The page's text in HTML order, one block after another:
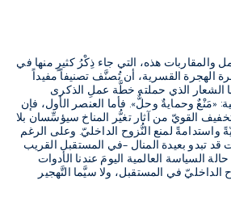
هذه، التي جاء ذِكْرُ كثيرٍ منها في
الهجرة القسرية، أن تُصنَّف تصنيفاً مفيداً
الشعار الذي حملته خطَّة عملِ الذكرى
«مَنْعٌ وحمايةٌ وحلٌّ». فأما العنصر الأول، فإن
القويّ من آثار تغيُّر المناخ سيؤسِّسان بلا
واستدامةً لمنع النُّزوح الداخليّ. وعلى الرغم
تبدو بعيدة المنال –في المستقبل القريب
السياسة العالمية اليومَ عندنا الأدوات
في المستقبل، ولا سيَّما التَّهجير